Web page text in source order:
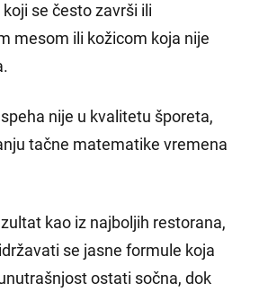
se često završi ili
mesom ili kožicom koja nije
nije u kvalitetu šporeta,
tačne matematike vremena
kao iz najboljih restorana,
se jasne formule koja
ostati sočna, dok